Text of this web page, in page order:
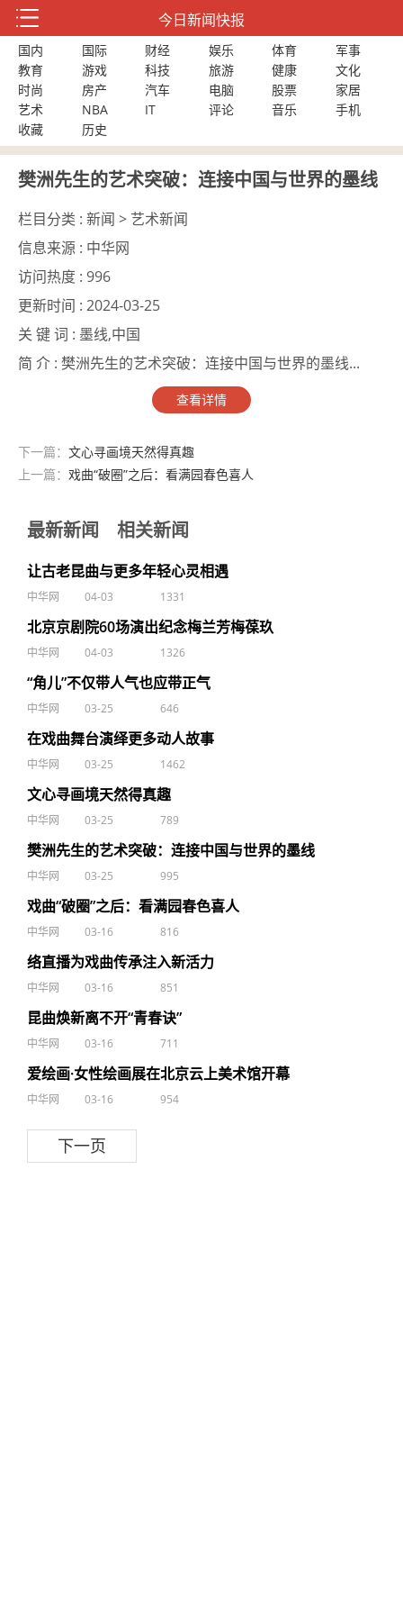
今日新闻快报
国内 国际 财经 娱乐 体育
军事
教育
游戏 科技 旅游 健康
文化
时尚
房产 汽车 电脑 股票
家居
艺术
NBA IT 评论 音乐
手机
收藏
历史
樊洲先生的艺术突破：连接中国与世界的墨线
栏目分类 : 新闻 > 艺术新闻
信息来源 : 中华网
访问热度 : 996
更新时间 : 2024-03-25
关 键 词 : 墨线,中国
简 介 : 樊洲先生的艺术突破：连接中国与世界的墨线...
查看详情
下一篇： 文心寻画境天然得真趣
上一篇： 戏曲“破圈”之后：看满园春色喜人
最新新闻 相关新闻
让古老昆曲与更多年轻心灵相遇
中华网 04-03 1331
北京京剧院60场演出纪念梅兰芳梅葆玖
中华网 04-03 1326
“角儿”不仅带人气也应带正气
中华网 03-25 646
在戏曲舞台演绎更多动人故事
中华网 03-25 1462
文心寻画境天然得真趣
中华网 03-25 789
樊洲先生的艺术突破：连接中国与世界的墨线
中华网 03-25 995
戏曲“破圈”之后：看满园春色喜人
中华网 03-16 816
络直播为戏曲传承注入新活力
中华网 03-16 851
昆曲焕新离不开“青春诀”
中华网 03-16 711
爱绘画·女性绘画展在北京云上美术馆开幕
中华网 03-16 954
下一页